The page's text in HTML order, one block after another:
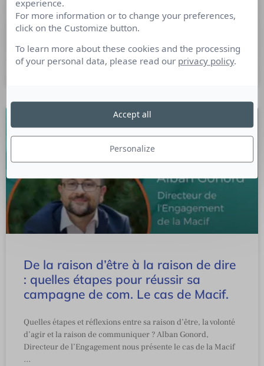
métier nécessaire. Ils sont même 40% à la voir comme une
évidence. Mais malgré cet enthousiasme, les professionnels
De la raison d’être à la raison de dire
: quelles étapes pour réussir sa
campagne de com. Le cas de Macif.
Quelles étapes et réflexions entre sa raison d’être, la volonté
d’agir et la raison de communiquer ? Alban Gonord,
Directeur de l’Engagement nous présente le cas de la Macif
…
experience.
For more information or to change your preferences,
click on the Customize button.
To learn more about these cookies and the processing
of your personal data, please read our privacy policy.
Personalize
Accept all